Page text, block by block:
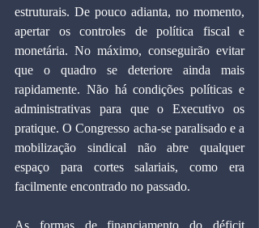
estruturais. De pouco adianta, no momento,
apertar os controles de política fiscal e
monetária. No máximo, conseguirão evitar
que o quadro se deteriore ainda mais
rapidamente. Não há condições políticas e
administrativas para que o Executivo os
pratique. O Congresso acha-se paralisado e a
mobilização sindical não abre qualquer
espaço para cortes salariais, como era
facilmente encontrado no passado.
As formas de financiamento do déficit